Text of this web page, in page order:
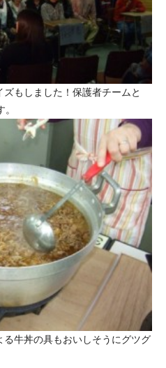
もしました！保護者チームと
牛丼の具もおいしそうにグツグ